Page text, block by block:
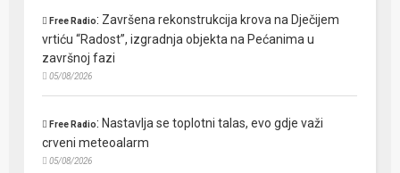
Free Radio: Završena rekonstrukcija krova na Dječijem
vrtiću “Radost”, izgradnja objekta na Pećanima u
završnoj fazi
05/08/2026
Free Radio: Nastavlja se toplotni talas, evo gdje važi
crveni meteoalarm
05/08/2026